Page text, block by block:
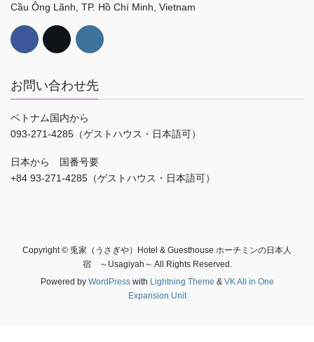
Cầu Ông Lãnh, TP. Hồ Chí Minh, Vietnam
お問い合わせ先
ベトナム国内から
093-271-4285（ゲストハウス・日本語可）
日本から 国番号要
+84 93-271-4285（ゲストハウス・日本語可）
Copyright © 兎家（うさぎや）Hotel & Guesthouse ホーチミンの日本人
宿 ～Usagiyah～ All Rights Reserved.
Powered by WordPresswith Lightning Theme & VK All in One
Expansion Unit